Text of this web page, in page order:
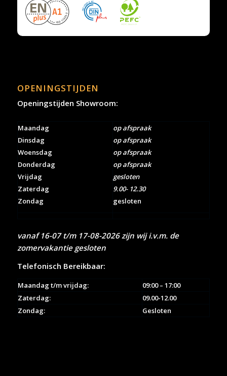
OPENINGSTIJDEN
Openingstijden Showroom:
Maandag
Dinsdag
Woensdag
Donderdag
Vrijdag
Zaterdag
Zondag
op afspraak
op afspraak
op afspraak
op afspraak
gesloten
9.00- 12.30
gesloten
vanaf 16-07 t/m 17-08-2026 zijn wij i.v.m. de
zomervakantie gesloten
Telefonisch Bereikbaar:
Maandag t/m vrijdag:
09:00 – 17:00
Zaterdag:
09.00-12.00
Zondag:
Gesloten